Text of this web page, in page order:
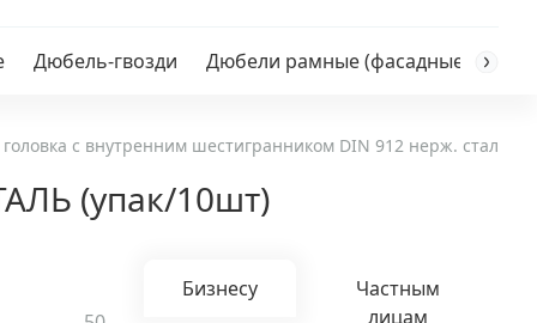
Дюбель-гвозди Дюбели рамные (фасадные)
с внутренним шестигранником DIN 912 нерж. сталь
(упак/10шт)
Бизнесу
Частным
лицам